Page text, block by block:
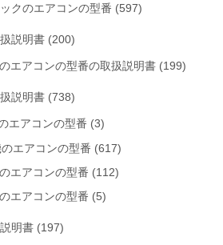
クのエアコンの型番 (597)
説明書 (200)
エアコンの型番の取扱説明書 (199)
説明書 (738)
エアコンの型番 (3)
エアコンの型番 (617)
エアコンの型番 (112)
エアコンの型番 (5)
明書 (197)